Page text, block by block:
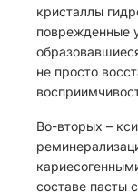
кристаллы
поврежденные
не просто
Во-вторых –
составе пасты